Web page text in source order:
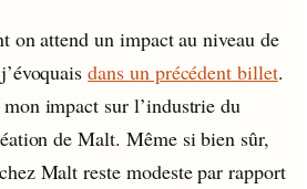
on attend un impact au niveau de
dans un précédent billet.
mon impact sur l’industrie du
de Malt. Même si bien sûr,
Malt reste modeste par rapport